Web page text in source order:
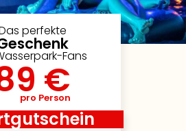
perfekte
Fans
€
pro Person